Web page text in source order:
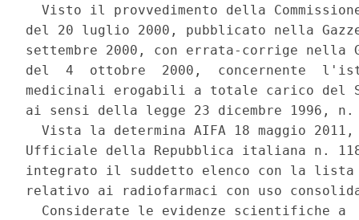
Visto il provvedimento della
del 20 luglio 2000, pubblicato nella
settembre 2000, con errata-corrige
del  4  ottobre  2000,  concernente
medicinali erogabili a totale carico del
ai sensi della legge 23 dicembre 1996,
Vista la determina AIFA 18 maggio
Ufficiale della Repubblica italiana n. 118
integrato il suddetto elenco con la
relativo ai radiofarmaci con uso
Considerate le evidenze scientifiche a